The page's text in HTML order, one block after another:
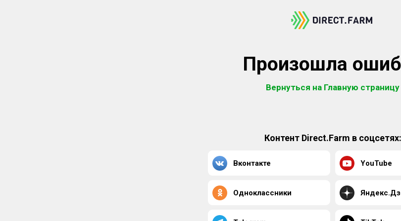
Произошла
Вернуться на Главную страницу
Контент Direct.Farm в соцсетях:
Вконтакте YouTube
Одноклассники